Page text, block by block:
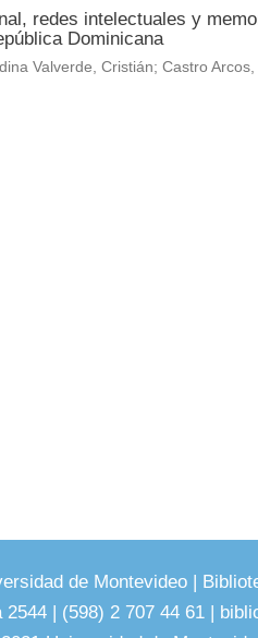
redes intelectuales y
Dominicana
Valverde, Cristián; Castro
de Montevideo |
2544 | (598) 2 707 44 61 |